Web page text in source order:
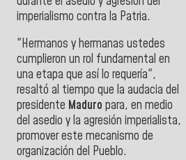
imperialismo contra la Patria.
"Hermanos y hermanas ustedes
cumplieron un rol fundamental en
una etapa que así lo requería",
resaltó al tiempo que la audacia del
presidente Maduro para, en medio
del asedio y la agresión imperialista,
promover este mecanismo de
organización del Pueblo.